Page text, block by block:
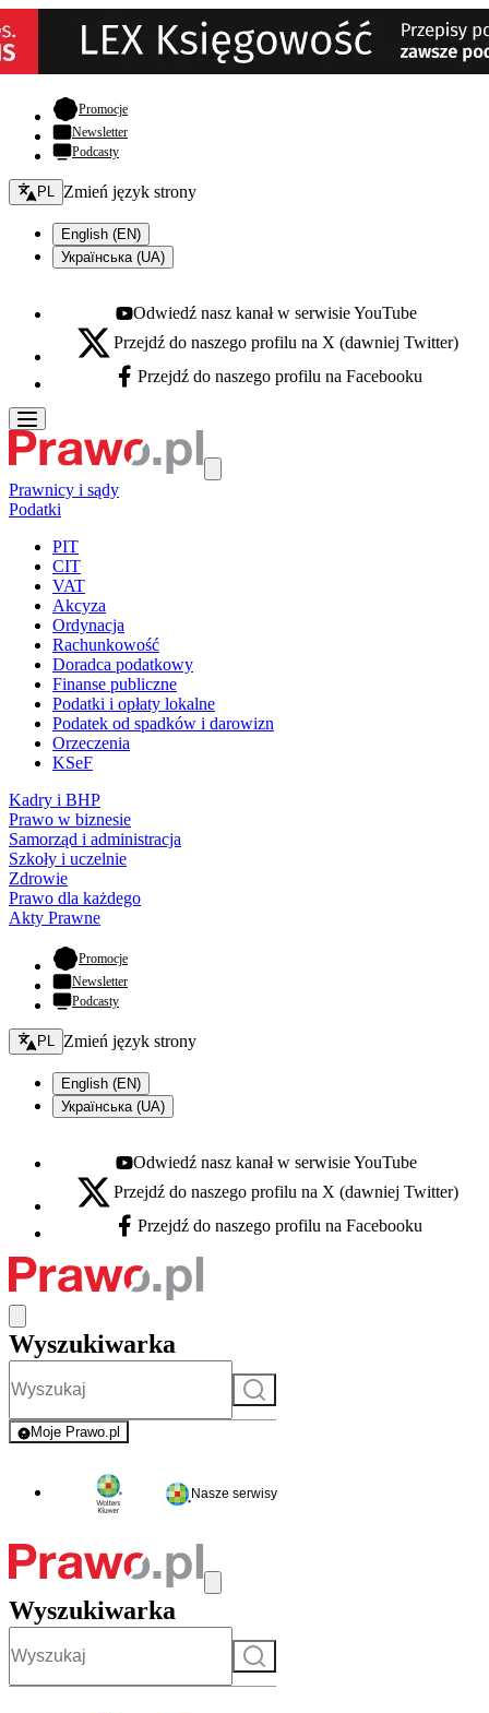
Promocje- otwiera się w nowej karcie
Newsletter
Podcasty
Zmień język - bieżący:
PL Zmień język strony
English (EN)
Українська (UA)
Youtube - otwiera się w nowej karcie
Odwiedź nasz kanał w serwisie YouTube
X - otwiera się w nowej karcie
Przejdź do naszego profilu na X (dawniej Twitter)
Facebook - otwiera się w nowej karcie
Przejdź do naszego profilu na Facebooku
Prawnicy i sądy
Podatki
PIT
CIT
VAT
Akcyza
Ordynacja
Rachunkowość
Doradca podatkowy
Finanse publiczne
Podatki i opłaty lokalne
Podatek od spadków i darowizn
Orzeczenia
KSeF
Kadry i BHP
Prawo w biznesie
Samorząd i administracja
Szkoły i uczelnie
Zdrowie
Prawo dla każdego
Akty Prawne
Promocje- otwiera się w nowej karcie
Newsletter
Podcasty
Zmień język - bieżący:
PL Zmień język strony
English (EN)
Українська (UA)
Youtube - otwiera się w nowej karcie
Odwiedź nasz kanał w serwisie YouTube
X - otwiera się w nowej karcie
Przejdź do naszego profilu na X (dawniej Twitter)
Facebook - otwiera się w nowej karcie
Przejdź do naszego profilu na Facebooku
Wyszukiwarka
Szukaj
Moje Prawo.pl
- rejestracja i logowanie do serwisu
Nasze serwisy
Wyszukiwarka
Szukaj